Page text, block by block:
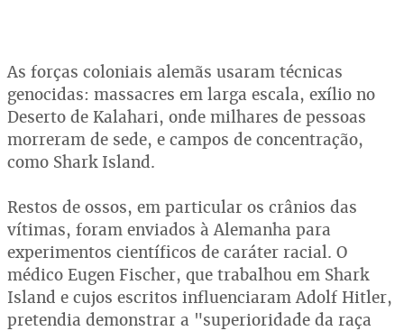
As forças coloniais alemãs usaram técnicas
genocidas: massacres em larga escala, exílio no
Deserto de Kalahari, onde milhares de pessoas
morreram de sede, e campos de concentração,
como Shark Island.
Restos de ossos, em particular os crânios das
vítimas, foram enviados à Alemanha para
experimentos científicos de caráter racial. O
médico Eugen Fischer, que trabalhou em Shark
Island e cujos escritos influenciaram Adolf Hitler,
pretendia demonstrar a "superioridade da raça